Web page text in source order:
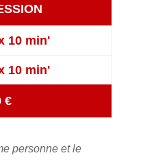
10 min'
10 min'
€
personne et le